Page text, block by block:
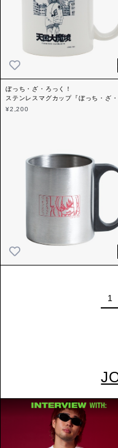
ぼっち・ざ・ろっく！
ステンレスマグカップ『ぼっち・ざ
く！』プロペラ
¥2,200
1